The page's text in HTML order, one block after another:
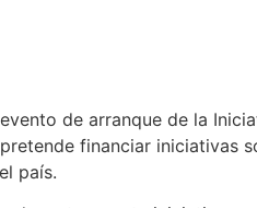
de arranque de la
financiar iniciativas
país.